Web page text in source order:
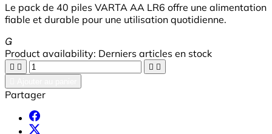
Le pack de 40 piles VARTA AA LR6 offre une alimentation
fiable et durable pour une utilisation quotidienne.

Product availability: Derniers articles en stock
   
Partager